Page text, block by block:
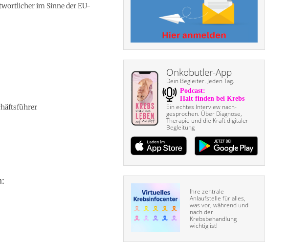
im Sinne der EU-
Onkobutler-App
Dein Begleiter. Jeden Tag.
Ein echtes Interview nach­
gesprochen. Über Diagnose,
Therapie und die Kraft digitaler
Begleitung
Ihre zentrale
Anlaufstelle für alles,
was vor, während und
nach der
Krebsbehandlung
wichtig ist!